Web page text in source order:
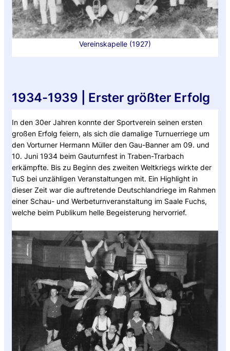
Vereinskapelle (1927)
1934-1939 | Erster größter Erfolg
In den 30er Jahren konnte der Sportverein seinen ersten
großen Erfolg feiern, als sich die damalige Turnuerriege um
den Vorturner Hermann Müller den Gau-Banner am 09. und
10. Juni 1934 beim Gauturnfest in Traben-Trarbach
erkämpfte. Bis zu Beginn des zweiten Weltkriegs wirkte der
TuS bei unzähligen Veranstaltungen mit. Ein Highlight in
dieser Zeit war die auftretende Deutschlandriege im Rahmen
einer Schau- und Werbeturnveranstaltung im Saale Fuchs,
welche beim Publikum helle Begeisterung hervorrief.